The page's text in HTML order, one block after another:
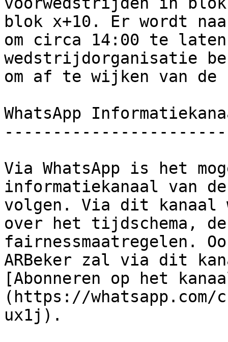
blok x+10. Er wordt
om circa 14:00 te laten
wedstrijdorganisatie
om af te wijken van
WhatsApp
Via WhatsApp is het
informatiekanaal van
volgen. Via dit kanaal
over het tijdschema,
fairnessmaatregelen.
ARBeker zal via dit
[Abonneren op het
(https://whatsapp.com/
ux1j).